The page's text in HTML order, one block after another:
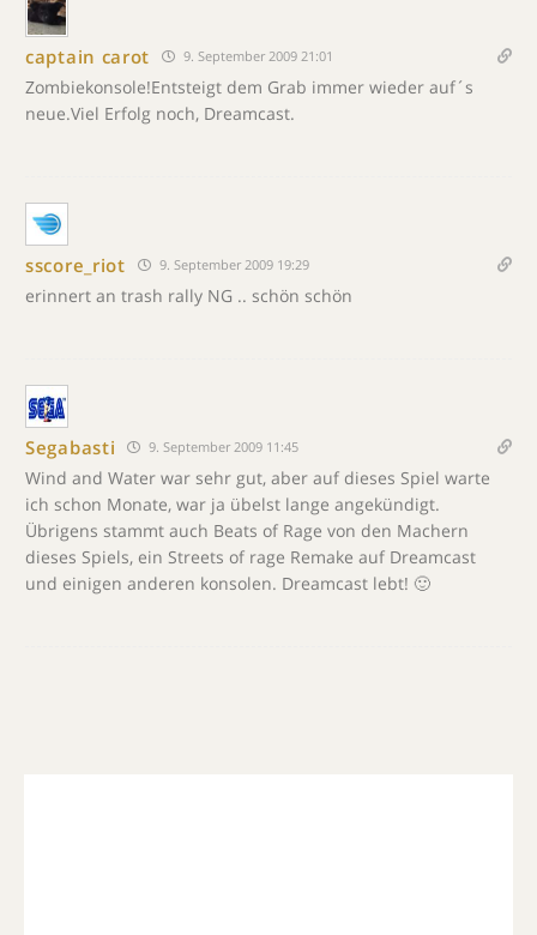
captain carot 9. September 2009 21:01
Zombiekonsole!Entsteigt dem Grab immer wieder auf´s
neue.Viel Erfolg noch, Dreamcast.
sscore_riot 9. September 2009 19:29
erinnert an trash rally NG .. schön schön
Segabasti 9. September 2009 11:45
Wind and Water war sehr gut, aber auf dieses Spiel warte
ich schon Monate, war ja übelst lange angekündigt.
Übrigens stammt auch Beats of Rage von den Machern
dieses Spiels, ein Streets of rage Remake auf Dreamcast
und einigen anderen konsolen. Dreamcast lebt! 🙂